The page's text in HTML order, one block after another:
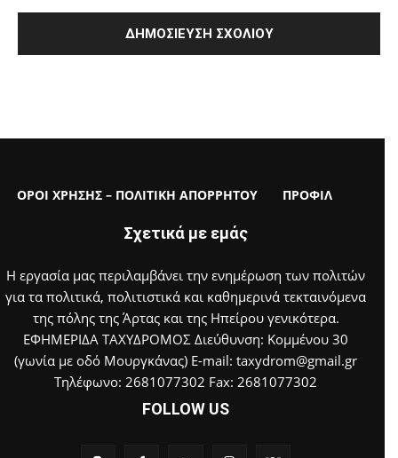
ΟΡΟΙ ΧΡΗΣΗΣ – ΠΟΛΙΤΙΚΗ ΑΠΟΡΡΗΤΟΥ ΠΡΟΦΙΛ
Σχετικά με εμάς
Η εργασία μας περιλαμβάνει την ενημέρωση των πολιτών
για τα πολιτικά, πολιτιστικά και καθημερινά τεκταινόμενα
της πόλης της Άρτας και της Ηπείρου γενικότερα.
ΕΦΗΜΕΡΙΔΑ ΤΑΧΥΔΡΟΜΟΣ Διεύθυνση: Κομμένου 30
(γωνία με οδό Μουργκάνας) E-mail: taxydrom@gmail.gr
Τηλέφωνο: 2681077302 Fax: 2681077302
FOLLOW US